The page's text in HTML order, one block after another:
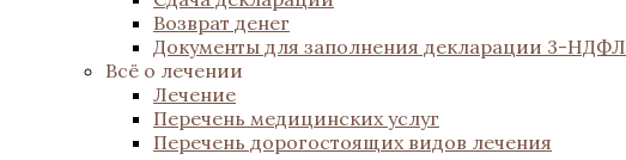
Возврат денег
Документы для заполнения декларации 3-НДФЛ
Всё о лечении
Лечение
Перечень медицинских услуг
Перечень дорогостоящих видов лечения